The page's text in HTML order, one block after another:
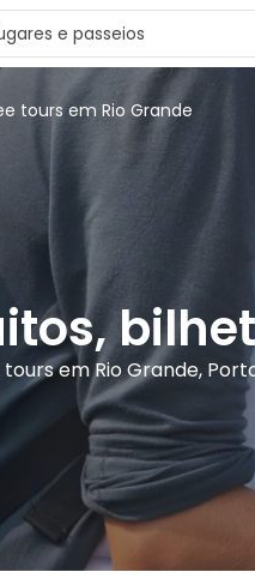
tours em Rio Grande
tours em Rio Grande,